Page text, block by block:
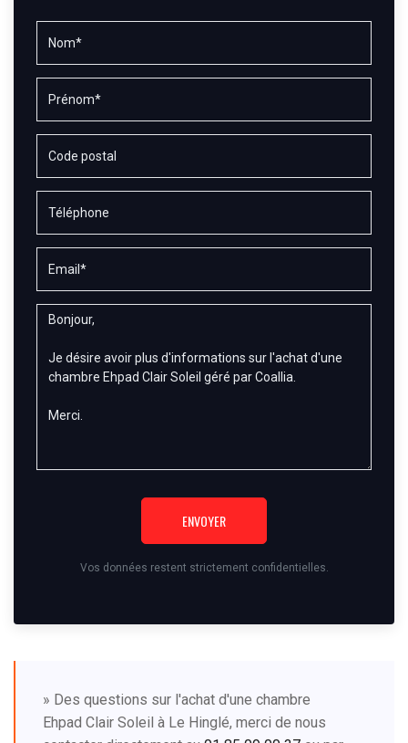
ENVOYER
Vos données restent strictement confidentielles.
» Des questions sur l'achat d'une chambre
Ehpad Clair Soleil à Le Hinglé, merci de nous